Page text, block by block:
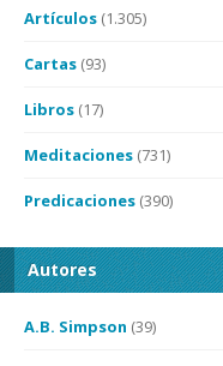
Artículos (1.305)
Cartas (93)
Libros (17)
Meditaciones (731)
Predicaciones (390)
Autores
A.B. Simpson (39)